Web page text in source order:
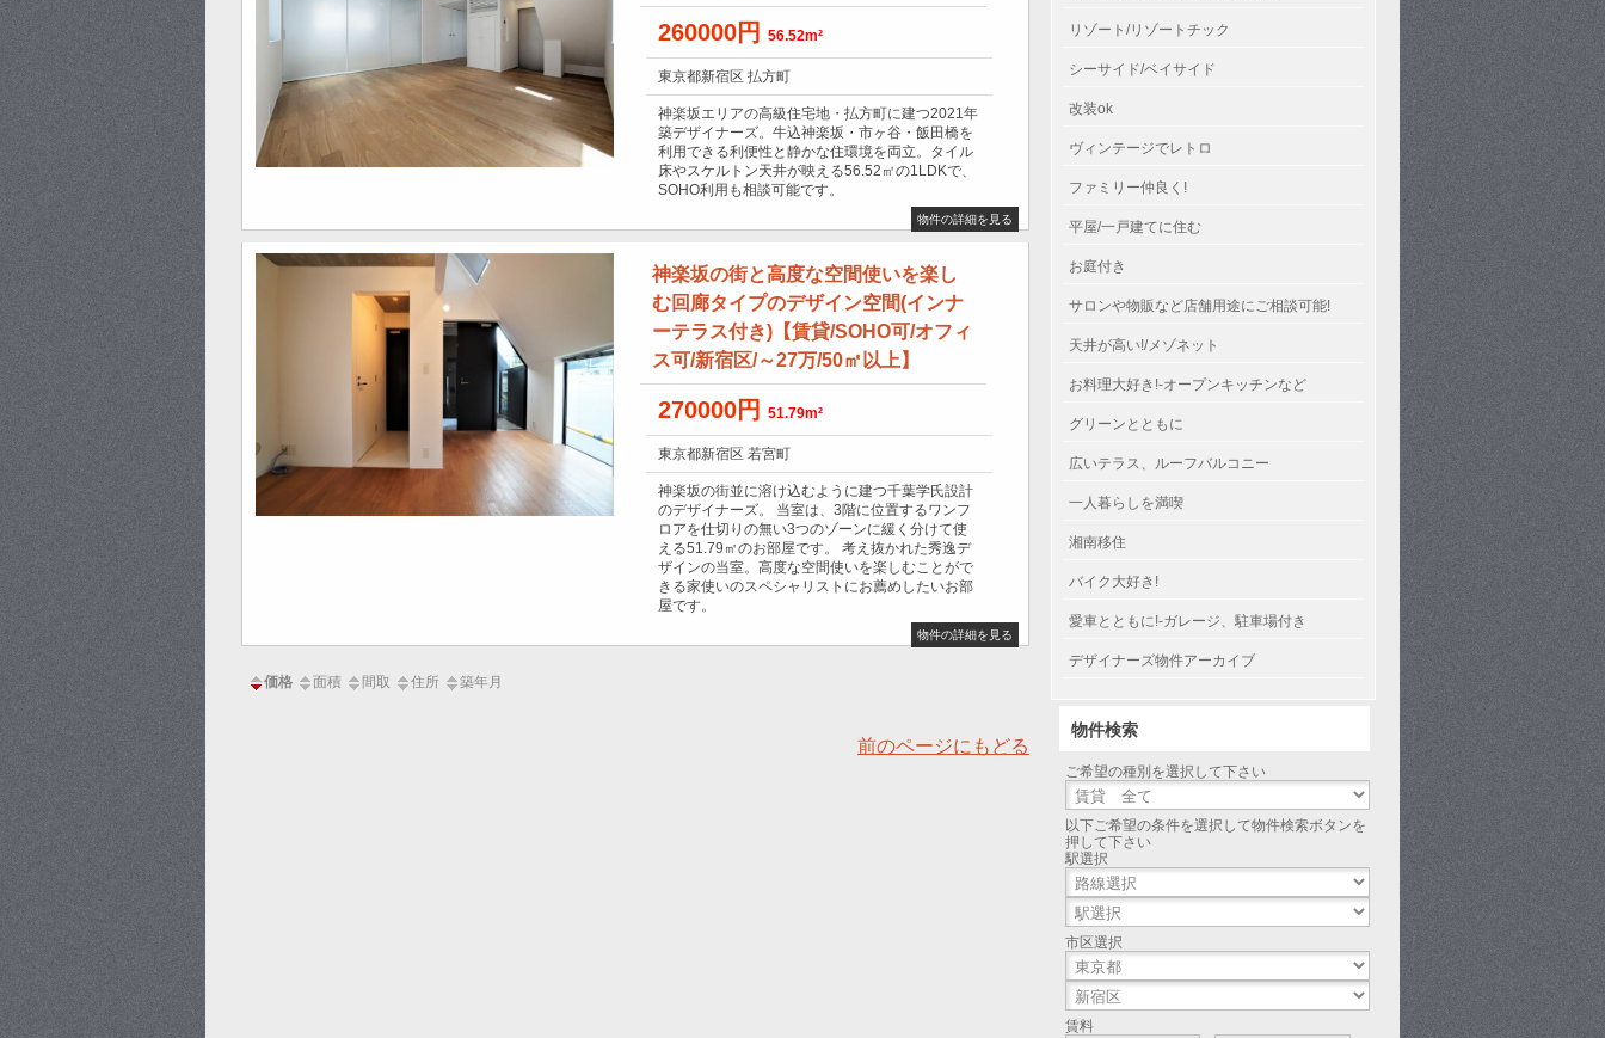
260000円 56.52m²
東京都新宿区 払方町
神楽坂エリアの高級住宅地・払方町に建つ2021年
築デザイナーズ。牛込神楽坂・市ヶ谷・飯田橋を
利用できる利便性と静かな住環境を両立。タイル
床やスケルトン天井が映える56.52㎡の1LDKで、
SOHO利用も相談可能です。
物件の詳細を見る
神楽坂の街と高度な空間使いを楽し
む回廊タイプのデザイン空間(インナ
ーテラス付き)【賃貸/SOHO可/オフィ
ス可/新宿区/～27万/50㎡以上】
270000円 51.79m²
東京都新宿区 若宮町
神楽坂の街並に溶け込むように建つ千葉学氏設計
のデザイナーズ。 当室は、3階に位置するワンフ
ロアを仕切りの無い3つのゾーンに緩く分けて使
える51.79㎡のお部屋です。 考え抜かれた秀逸デ
ザインの当室。高度な空間使いを楽しむことがで
きる家使いのスペシャリストにお薦めしたいお部
屋です。
物件の詳細を見る
価格 面積 間取 住所 築年月
前のページにもどる
リゾート/リゾートチック
シーサイド/ベイサイド
改装ok
ヴィンテージでレトロ
ファミリー仲良く!
平屋/一戸建てに住む
お庭付き
サロンや物販など店舗用途にご相談可能!
天井が高い!/メゾネット
お料理大好き!-オープンキッチンなど
グリーンとともに
広いテラス、ルーフバルコニー
一人暮らしを満喫
湘南移住
バイク大好き!
愛車とともに!-ガレージ、駐車場付き
デザイナーズ物件アーカイブ
物件検索
ご希望の種別を選択して下さい
以下ご希望の条件を選択して物件検索ボタンを
押して下さい
駅選択
市区選択
賃料